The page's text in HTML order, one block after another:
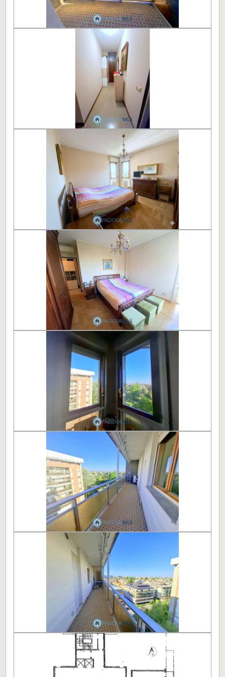
Ascensore: Si
Appartamenti Totali: 45
Anno di costruzione: 1972
Stato attuale: Libero al rogito
Spese condominio: € 240
Soffitta: Presente
Terrazzo: Presente
Giardino: Comune
Cucina: Abitabile
Posizione: Centrale
Aria Condizionata